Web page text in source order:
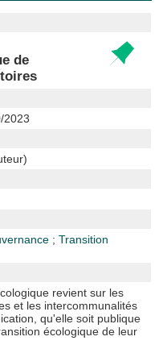
de
2023
;Transition
revient sur les
et les intercommunalités
qu'elle soit publique
écologique de leur